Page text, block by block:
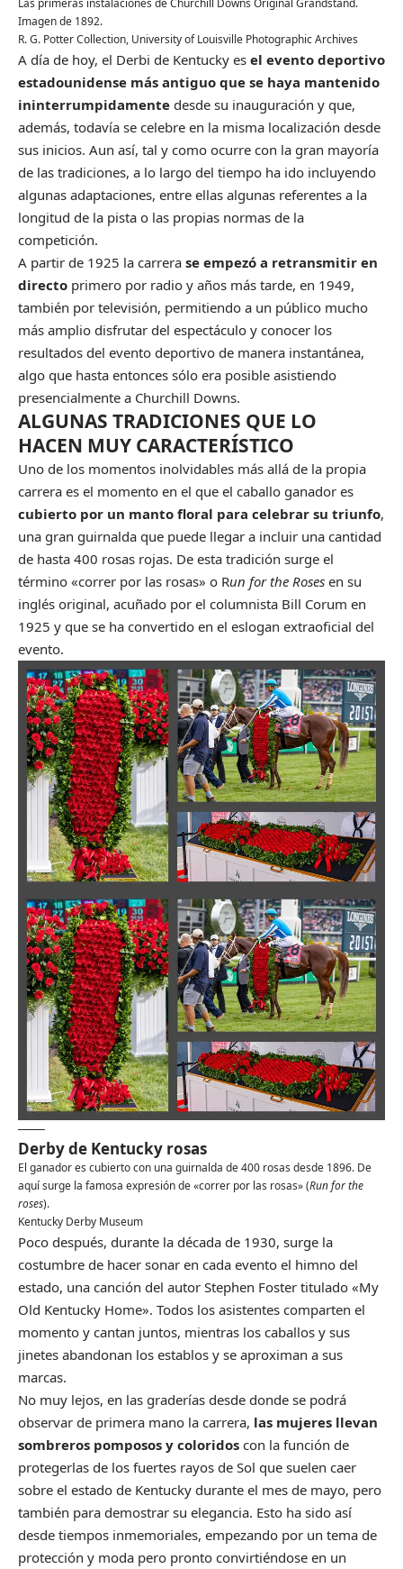
Imagen de 1892.
R. G. Potter Collection, University of Louisville Photographic Archives
A día de hoy, el Derbi de Kentucky es el evento deportivo
estadounidense más antiguo que se haya mantenido
ininterrumpidamente desde su inauguración y que,
además, todavía se celebre en la misma localización desde
sus inicios. Aun así, tal y como ocurre con la gran mayoría
de las tradiciones, a lo largo del tiempo ha ido incluyendo
algunas adaptaciones, entre ellas algunas referentes a la
longitud de la pista o las propias normas de la
competición.
A partir de 1925 la carrera se empezó a retransmitir en
directo primero por radio y años más tarde, en 1949,
también por televisión, permitiendo a un público mucho
más amplio disfrutar del espectáculo y conocer los
resultados del evento deportivo de manera instantánea,
algo que hasta entonces sólo era posible asistiendo
presencialmente a Churchill Downs.
ALGUNAS TRADICIONES QUE LO
HACEN MUY CARACTERÍSTICO
Uno de los momentos inolvidables más allá de la propia
carrera es el momento en el que el caballo ganador es
cubierto por un manto floral para celebrar su triunfo,
una gran guirnalda que puede llegar a incluir una cantidad
de hasta 400 rosas rojas. De esta tradición surge el
término «correr por las rosas» o Run for the Roses en su
inglés original, acuñado por el columnista Bill Corum en
1925 y que se ha convertido en el eslogan extraoficial del
evento.
Derby de Kentucky rosas
El ganador es cubierto con una guirnalda de 400 rosas desde 1896. De
aquí surge la famosa expresión de «correr por las rosas» (Run for the
roses).
Kentucky Derby Museum
Poco después, durante la década de 1930, surge la
costumbre de hacer sonar en cada evento el himno del
estado, una canción del autor Stephen Foster titulado «My
Old Kentucky Home». Todos los asistentes comparten el
momento y cantan juntos, mientras los caballos y sus
jinetes abandonan los establos y se aproximan a sus
marcas.
No muy lejos, en las graderías desde donde se podrá
observar de primera mano la carrera, las mujeres llevan
sombreros pomposos y coloridos con la función de
protegerlas de los fuertes rayos de Sol que suelen caer
sobre el estado de Kentucky durante el mes de mayo, pero
también para demostrar su elegancia. Esto ha sido así
desde tiempos inmemoriales, empezando por un tema de
protección y moda pero pronto convirtiéndose en un